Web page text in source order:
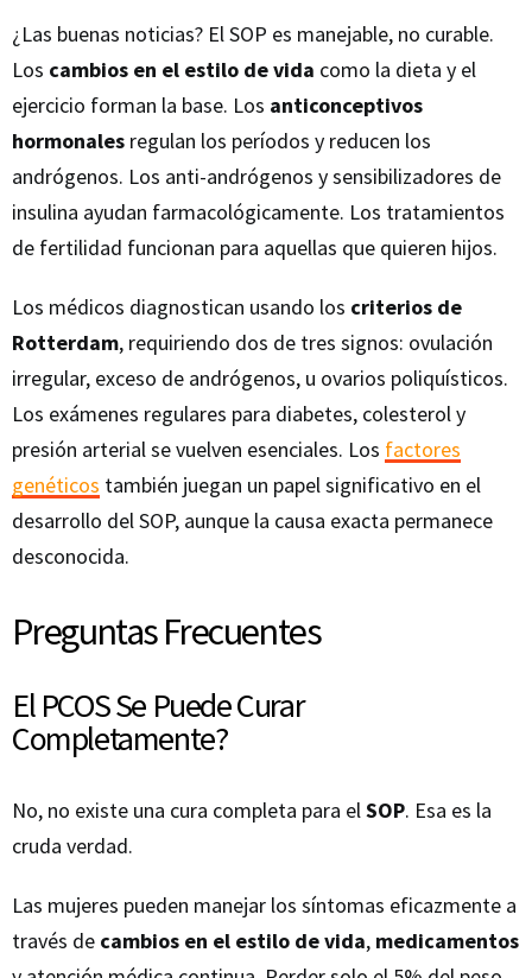
¿Las buenas noticias? El SOP es manejable, no curable.
Los cambios en el estilo de vida como la dieta y el
ejercicio forman la base. Los anticonceptivos
hormonales regulan los períodos y reducen los
andrógenos. Los anti-andrógenos y sensibilizadores de
insulina ayudan farmacológicamente. Los tratamientos
de fertilidad funcionan para aquellas que quieren hijos.
Los médicos diagnostican usando los criterios de
Rotterdam, requiriendo dos de tres signos: ovulación
irregular, exceso de andrógenos, u ovarios poliquísticos.
Los exámenes regulares para diabetes, colesterol y
presión arterial se vuelven esenciales. Los factores
genéticos también juegan un papel significativo en el
desarrollo del SOP, aunque la causa exacta permanece
desconocida.
Preguntas Frecuentes
El PCOS Se Puede Curar
Completamente?
No, no existe una cura completa para elSOP. Esa es la
cruda verdad.
Las mujeres pueden manejar los síntomas eficazmente a
través de cambios en el estilo de vida, medicamentos